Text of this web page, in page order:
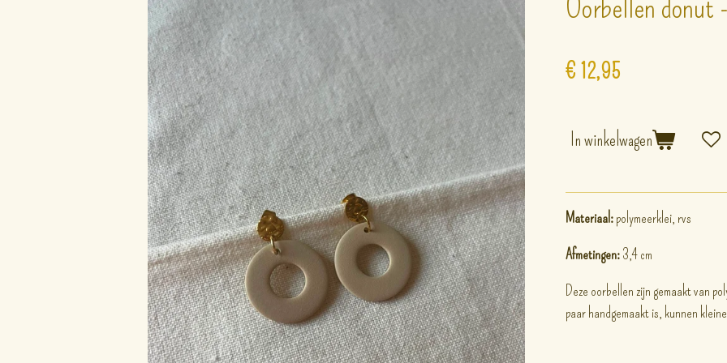
Oorbellen donut
€ 12,95
In winkelwagen
Materiaal:polymeerklei, rvs
Afmetingen:3,4 cm
Deze oorbellen zijn gemaakt van
paar handgemaakt is, kunnen